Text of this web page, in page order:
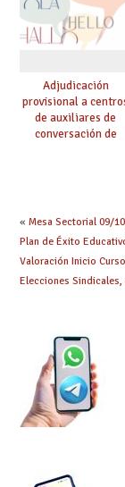
Adjudicación
provisional a
de auxiliares de
conversación de
« Mesa Sectorial 09/
Plan de Éxito
Valoración Inicio
Elecciones Sindicales,